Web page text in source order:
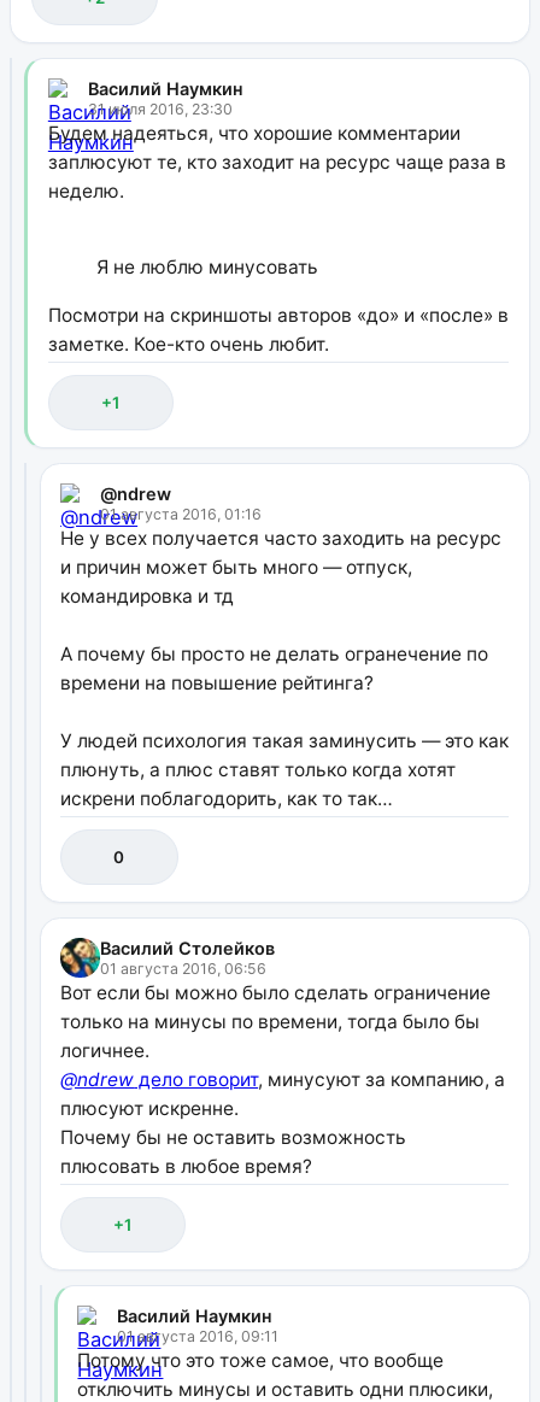
Василий Наумкин
31 июля 2016, 23:30
Будем надеяться, что хорошие комментарии
заплюсуют те, кто заходит на ресурс чаще раза в
неделю.
Я не люблю минусовать
Посмотри на скриншоты авторов «до» и «после» в
заметке. Кое-кто очень любит.
+1
@ndrew
01 августа 2016, 01:16
Не у всех получается часто заходить на ресурс
и причин может быть много — отпуск,
командировка и тд
А почему бы просто не делать огранечение по
времени на повышение рейтинга?
У людей психология такая заминусить — это как
плюнуть, а плюс ставят только когда хотят
искрени поблагодорить, как то так…
0
Василий Столейков
01 августа 2016, 06:56
Вот если бы можно было сделать ограничение
только на минусы по времени, тогда было бы
логичнее.
@ndrew дело говорит, минусуют за компанию, а
плюсуют искренне.
Почему бы не оставить возможность
плюсовать в любое время?
+1
Василий Наумкин
01 августа 2016, 09:11
Потому что это тоже самое, что вообще
отключить минусы и оставить одни плюсики,